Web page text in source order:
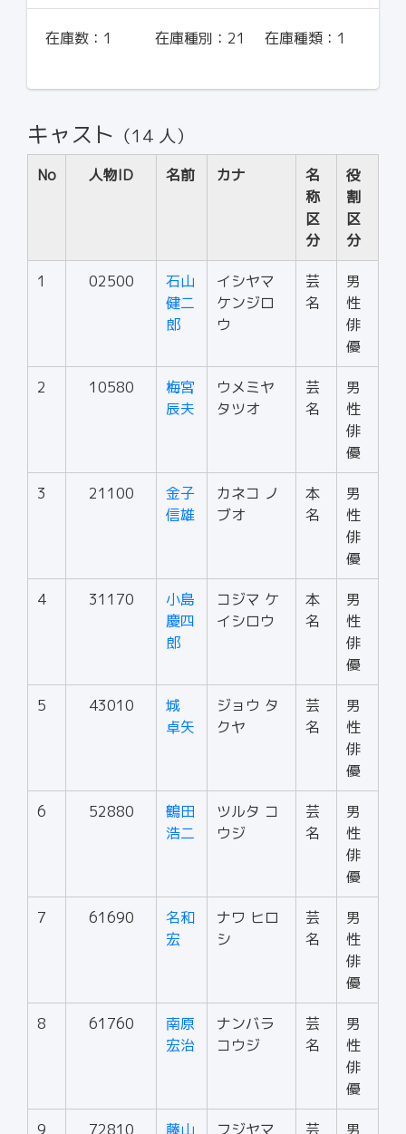
在庫数： 1 在庫種別： 21 在庫種類： 1
キャスト （14 人）
No 人物ID 名前 カナ
名
称
区
分
役
割
区
分
1 02500
石山
健二
郎
イシヤマ
ケンジロ
ウ
芸
名
男
性
俳
優
2 10580
梅宮
辰夫
ウメミヤ
タツオ
芸
名
男
性
俳
優
3 21100
金子
信雄
カネコ ノ
ブオ
本
名
男
性
俳
優
4 31170
小島
慶四
郎
コジマ ケ
イシロウ
本
名
男
性
俳
優
5 43010
城
卓矢
ジョウ タ
クヤ
芸
名
男
性
俳
優
6 52880
鶴田
浩二
ツルタ コ
ウジ
芸
名
男
性
俳
優
7 61690
名和
宏
ナワ ヒロ
シ
芸
名
男
性
俳
優
8 61760
南原
宏治
ナンバラ
コウジ
芸
名
男
性
俳
優
9 72810
藤山
フジヤマ
芸
男